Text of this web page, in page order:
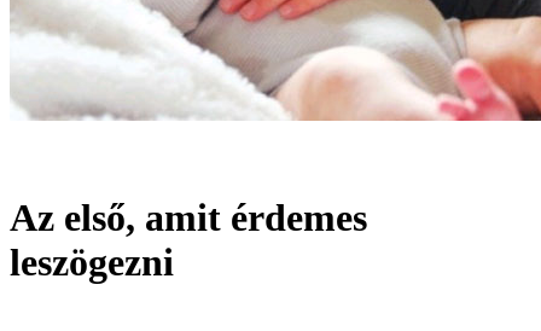
Az első, amit érdemes
leszögezni